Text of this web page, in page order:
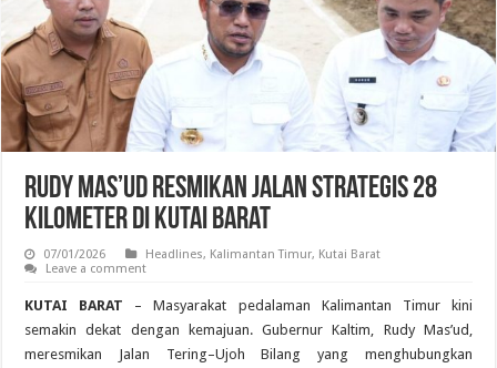
Rudy Mas’ud Resmikan Jalan Strategis 28
Kilometer di Kutai Barat
07/01/2026 Headlines, Kalimantan Timur, Kutai Barat
Leave a comment
KUTAI BARAT – Masyarakat pedalaman Kalimantan Timur kini
semakin dekat dengan kemajuan. Gubernur Kaltim, Rudy Mas’ud,
meresmikan Jalan Tering–Ujoh Bilang yang menghubungkan